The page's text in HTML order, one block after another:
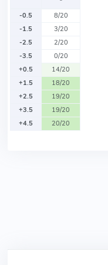
-0.5
8/20
-1.5
3/20
-2.5
2/20
-3.5
0/20
+0.5
14/20
+1.5
18/20
+2.5
19/20
+3.5
19/20
+4.5
20/20